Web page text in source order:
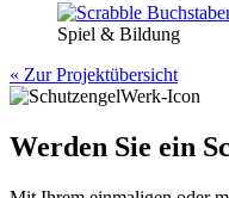
Spiel & Bildung
« Zur Projektübersicht
Werden Sie ein